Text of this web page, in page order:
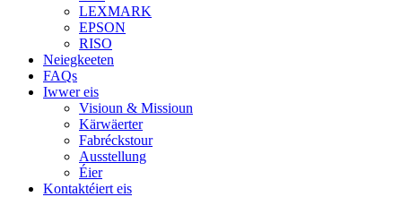
LEXMARK
EPSON
RISO
Neiegkeeten
FAQs
Iwwer eis
Visioun & Missioun
Kärwäerter
Fabréckstour
Ausstellung
Éier
Kontaktéiert eis